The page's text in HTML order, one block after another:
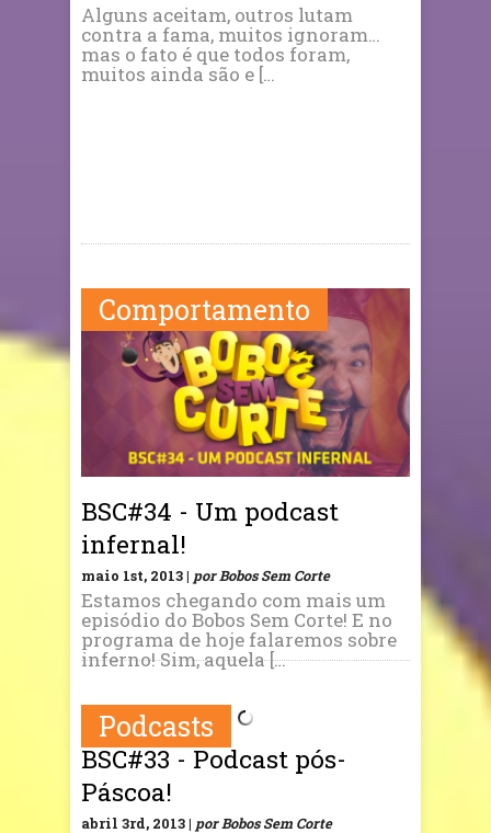
Alguns aceitam, outros lutam
contra a fama, muitos ignoram…
mas o fato é que todos foram,
muitos ainda são e […
Comportamento
BSC#34 - Um podcast
infernal!
maio 1st, 2013 | por Bobos Sem Corte
Estamos chegando com mais um
episódio do Bobos Sem Corte! E no
programa de hoje falaremos sobre
inferno! Sim, aquela […
Podcasts
BSC#33 - Podcast pós-
Páscoa!
abril 3rd, 2013 | por Bobos Sem Corte